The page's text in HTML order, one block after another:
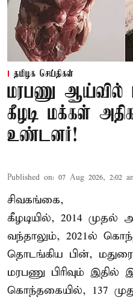
தமிழக செய்திகள்
மரபணு ஆய்வில்
கீழடி மக்கள்
உண்டனர்!
Published on: 07 Aug 2026, 2:02
சிவகங்கை,
கீழடியில், 2014 முதல்
வந்தாலும், 2021ல்
தொடங்கிய பின்,
மரபணு பிரிவும்
கொந்தகையில், 137